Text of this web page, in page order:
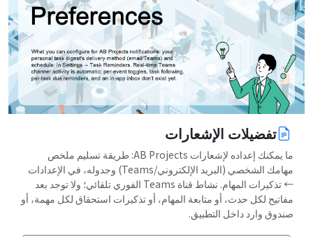
تفضيلات الإشعارات
ما يمكنك إعداده لإشعارات AB Projects: طريقة تسليم ملخص
مهامك الشخصي (البريد الإلكتروني/Teams) وجدوله، في الإعدادات
← تذكيرات المهام. نشاط قناة Teams الفوري تلقائي؛ ولا توجد بعد
مفاتيح لكل حدث، أو متابعة المهام، أو تذكيرات استحقاق لكل مهمة، أو
صندوق وارد داخل التطبيق.